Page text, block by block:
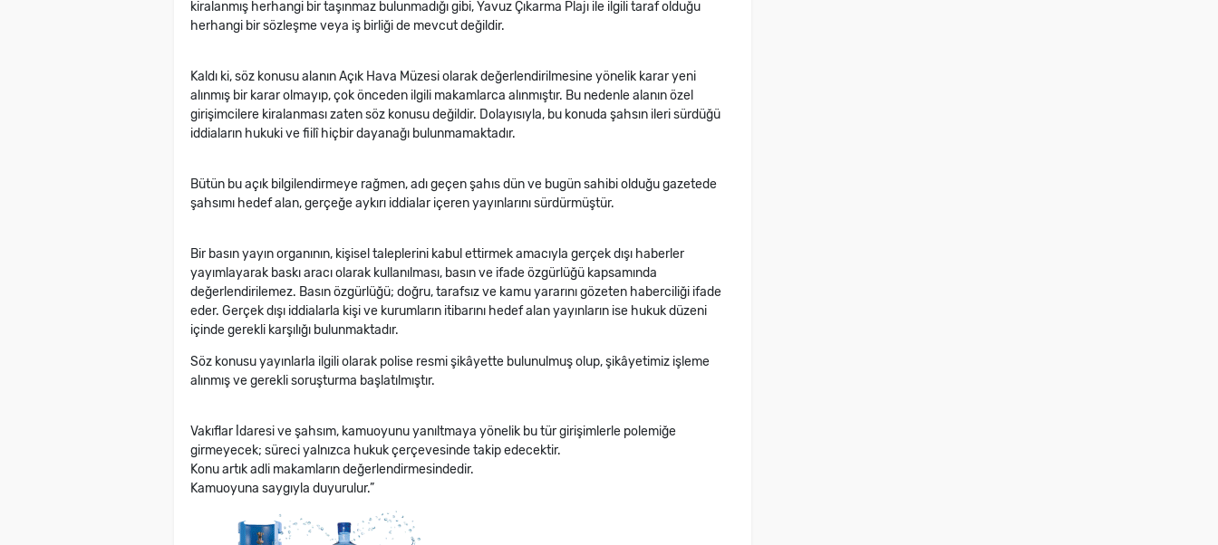
kiralanmış herhangi bir taşınmaz bulunmadığı gibi, Yavuz Çıkarma Plajı ile ilgili taraf olduğu
herhangi bir sözleşme veya iş birliği de mevcut değildir.
Kaldı ki, söz konusu alanın Açık Hava Müzesi olarak değerlendirilmesine yönelik karar yeni
alınmış bir karar olmayıp, çok önceden ilgili makamlarca alınmıştır. Bu nedenle alanın özel
girişimcilere kiralanması zaten söz konusu değildir. Dolayısıyla, bu konuda şahsın ileri sürdüğü
iddiaların hukuki ve fiilî hiçbir dayanağı bulunmamaktadır.
Bütün bu açık bilgilendirmeye rağmen, adı geçen şahıs dün ve bugün sahibi olduğu gazetede
şahsımı hedef alan, gerçeğe aykırı iddialar içeren yayınlarını sürdürmüştür.
Bir basın yayın organının, kişisel taleplerini kabul ettirmek amacıyla gerçek dışı haberler
yayımlayarak baskı aracı olarak kullanılması, basın ve ifade özgürlüğü kapsamında
değerlendirilemez. Basın özgürlüğü; doğru, tarafsız ve kamu yararını gözeten haberciliği ifade
eder. Gerçek dışı iddialarla kişi ve kurumların itibarını hedef alan yayınların ise hukuk düzeni
içinde gerekli karşılığı bulunmaktadır.
Söz konusu yayınlarla ilgili olarak polise resmi şikâyette bulunulmuş olup, şikâyetimiz işleme
alınmış ve gerekli soruşturma başlatılmıştır.
Vakıflar İdaresi ve şahsım, kamuoyunu yanıltmaya yönelik bu tür girişimlerle polemiğe
girmeyecek; süreci yalnızca hukuk çerçevesinde takip edecektir.
Konu artık adli makamların değerlendirmesindedir.
Kamuoyuna saygıyla duyurulur.”